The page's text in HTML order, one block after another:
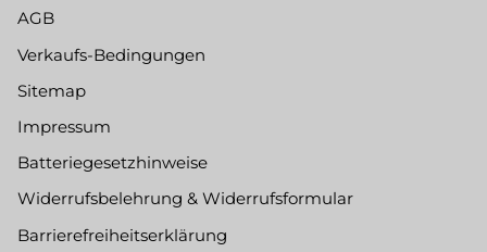
AGB
Verkaufs-Bedingungen
Sitemap
Impressum
Batteriegesetzhinweise
Widerrufsbelehrung & Widerrufsformular
Barrierefreiheitserklärung